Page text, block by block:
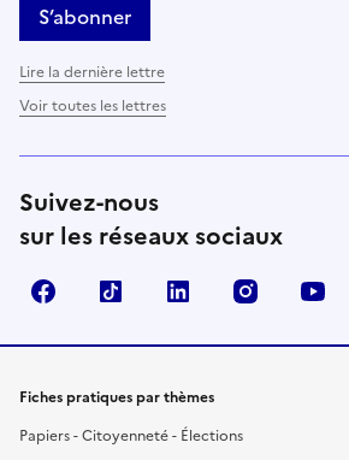
S’abonner
Lire la dernière lettre
Voir toutes les lettres
Suivez-nous
sur les réseaux sociaux
FacebookTikTok LinkedIn Instagram
Fiches pratiques par thèmes
Papiers - Citoyenneté - Élections